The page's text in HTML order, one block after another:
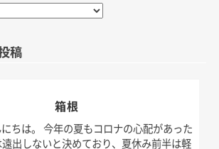
稿
箱根
ちは。 今年の夏もコロナの心配があった
出しないと決めており、夏休み前半は軽